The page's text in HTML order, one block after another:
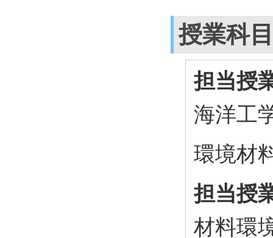
授業科目
担当授
海洋工
環境材
担当授
材料環